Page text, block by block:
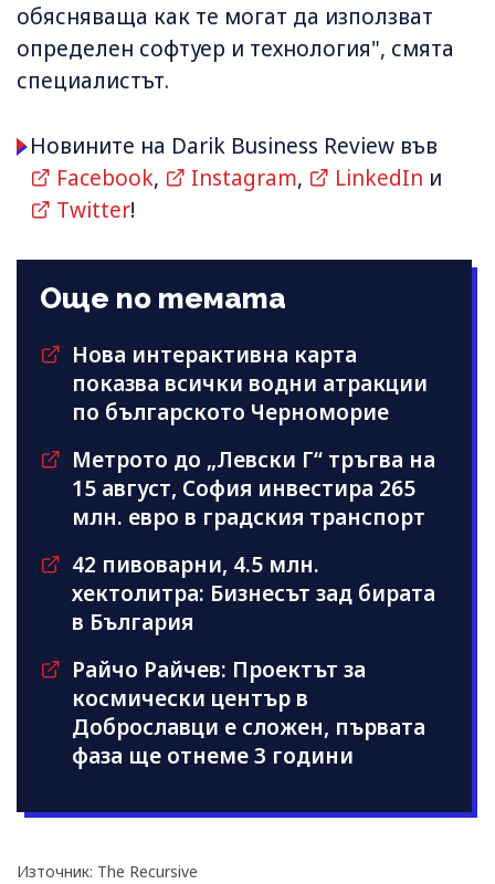
обясняваща как те могат да използват
определен софтуер и технология", смята
специалистът.
Новините на Darik Business Review във
Facebook, Instagram, LinkedIn и
Twitter!
Още по темата
Нова интерактивна карта
показва всички водни атракции
по българското Черноморие
Метрото до „Левски Г“ тръгва на
15 август, София инвестира 265
млн. евро в градския транспорт
42 пивоварни, 4.5 млн.
хектолитра: Бизнесът зад бирата
в България
Райчо Райчев: Проектът за
космически център в
Доброславци е сложен, първата
фаза ще отнеме 3 години
Източник: The Recursive